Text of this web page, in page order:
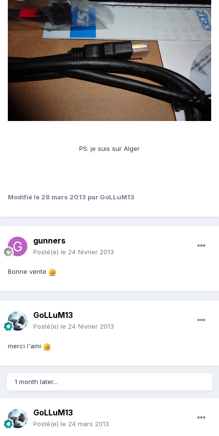
PS: je suis sur Alger
Modifié le 28 mars 2013 par GoLLuM13
gunners
Posté(e) le 24 février 2013
Bonne vente
GoLLuM13
Posté(e) le 24 février 2013
merci l'ami
1 month later...
GoLLuM13
Posté(e) le 24 mars 2013